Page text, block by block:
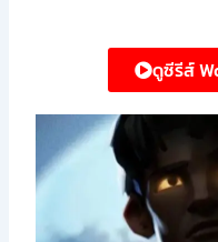
ดูซีรีส์